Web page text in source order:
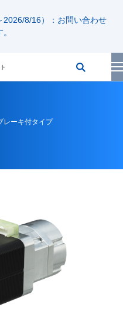
2026/8/16）：お問い合わせ
レーキ付タイプ